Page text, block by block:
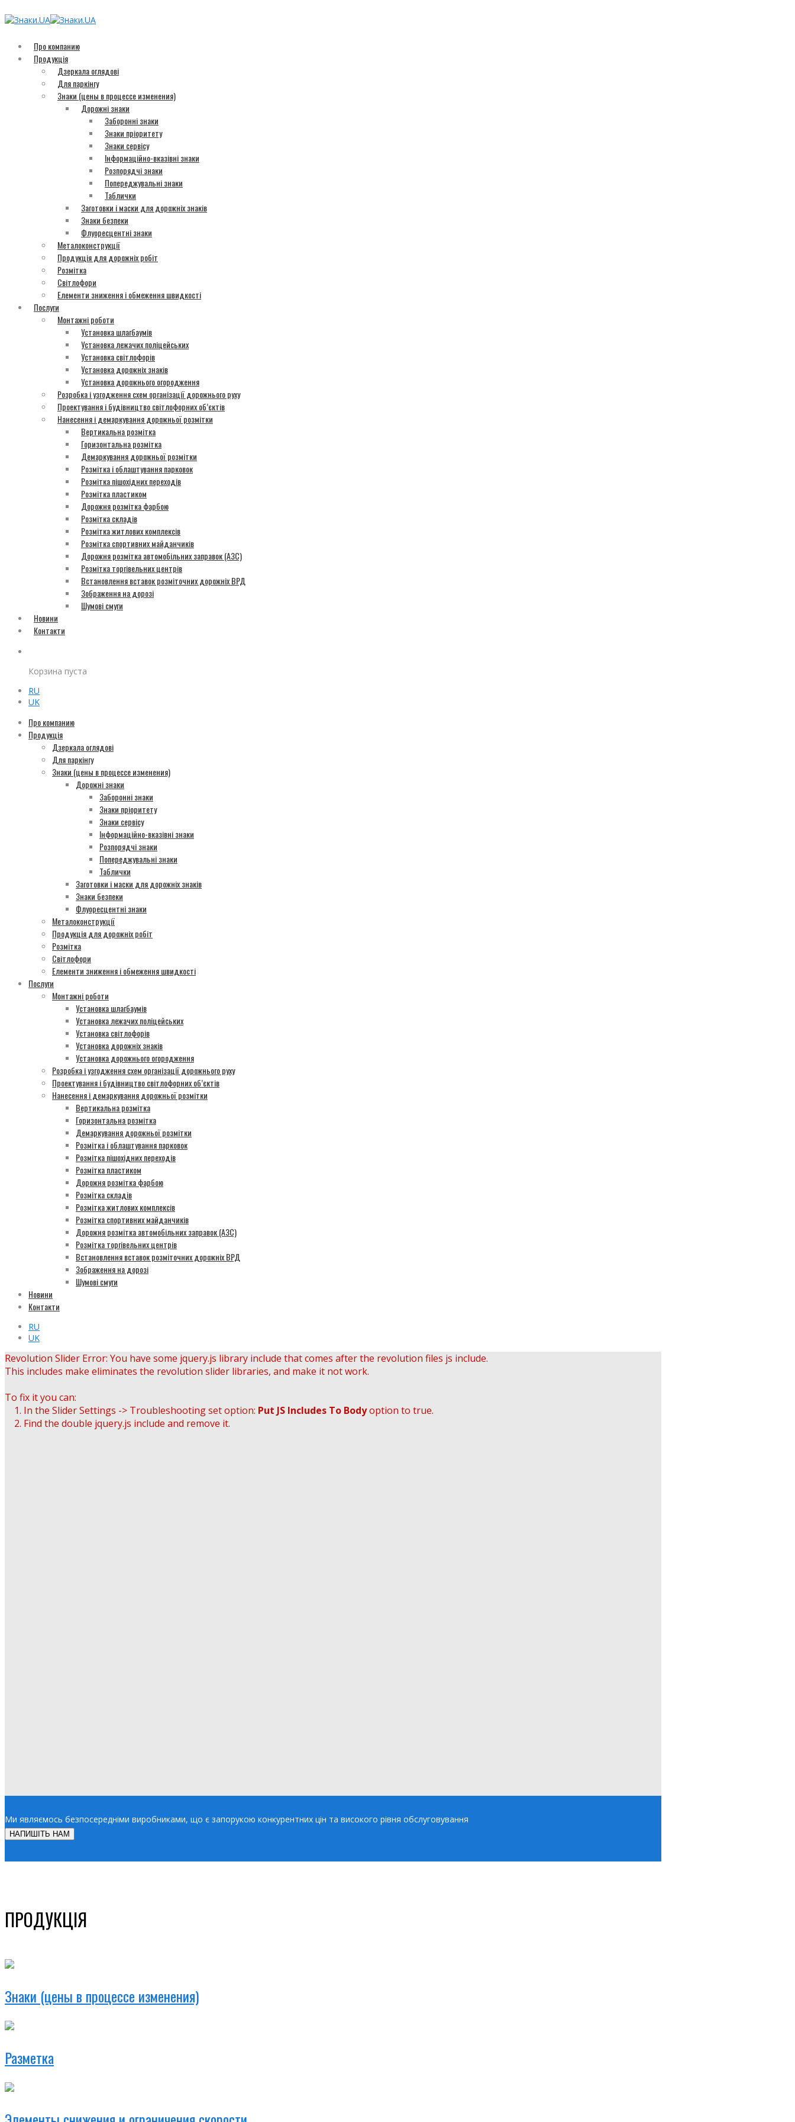
Про компанию
Продукція
Дзеркала оглядові
Для паркінгу
Знаки (цены в процессе изменения)
Дорожні знаки
Заборонні знаки
Знаки пріоритету
Знаки сервісу
Інформаційно-вказівні знаки
Розпорядчі знаки
Попереджувальні знаки
Таблички
Заготовки і маски для дорожніх знаків
Знаки безпеки
Флуоресцентні знаки
Металоконструкції
Продукція для дорожніх робіт
Розмітка
Світлофори
Елементи зниження і обмеження швидкості
Послуги
Монтажні роботи
Установка шлагбаумів
Установка лежачих поліцейських
Установка світлофорів
Установка дорожніх знаків
Установка дорожнього огородження
Розробка і узгодження схем організації дорожнього руху
Проектування і будівництво світлофорних об’єктів
Нанесення і демаркування дорожньої розмітки
Вертикальна розмітка
Горизонтальна розмітка
Демаркування дорожньої розмітки
Розмітка і облаштування парковок
Розмітка пішохідних переходів
Розмітка пластиком
Дорожня розмітка фарбою
Розмітка складів
Розмітка житлових комплексів
Розмітка спортивних майданчиків
Дорожня розмітка автомобільних заправок (АЗС)
Розмітка торгівельних центрів
Встановлення вставок розміточних дорожніх ВРД
Зображення на дорозі
Шумові смуги
Новини
Контакти
Корзина пуста
RU
UK
Про компанию
Продукція
Дзеркала оглядові
Для паркінгу
Знаки (цены в процессе изменения)
Дорожні знаки
Заборонні знаки
Знаки пріоритету
Знаки сервісу
Інформаційно-вказівні знаки
Розпорядчі знаки
Попереджувальні знаки
Таблички
Заготовки і маски для дорожніх знаків
Знаки безпеки
Флуоресцентні знаки
Металоконструкції
Продукція для дорожніх робіт
Розмітка
Світлофори
Елементи зниження і обмеження швидкості
Послуги
Монтажні роботи
Установка шлагбаумів
Установка лежачих поліцейських
Установка світлофорів
Установка дорожніх знаків
Установка дорожнього огородження
Розробка і узгодження схем організації дорожнього руху
Проектування і будівництво світлофорних об’єктів
Нанесення і демаркування дорожньої розмітки
Вертикальна розмітка
Горизонтальна розмітка
Демаркування дорожньої розмітки
Розмітка і облаштування парковок
Розмітка пішохідних переходів
Розмітка пластиком
Дорожня розмітка фарбою
Розмітка складів
Розмітка житлових комплексів
Розмітка спортивних майданчиків
Дорожня розмітка автомобільних заправок (АЗС)
Розмітка торгівельних центрів
Встановлення вставок розміточних дорожніх ВРД
Зображення на дорозі
Шумові смуги
Новини
Контакти
RU
UK
Revolution Slider Error: You have some jquery.js library include that comes after the revolution files js include.
This includes make eliminates the revolution slider libraries, and make it not work.
To fix it you can:
1. In the Slider Settings -> Troubleshooting set option: Put JS Includes To Bodyoption to true.
2. Find the double jquery.js include and remove it.
Ми являємось безпосередніми виробниками, що є запорукою конкурентних цін та високого рівня обслуговування
НАПИШІТЬ НАМ
ПРОДУКЦІЯ
Знаки (цены в процессе изменения)
Разметка